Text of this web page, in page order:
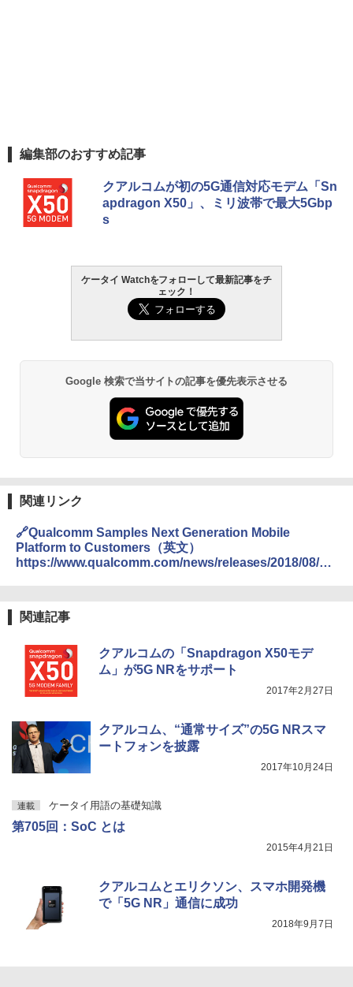
編集部のおすすめ記事
クアルコムが初の5G通信対応モデム「Sn
apdragon X50」、ミリ波帯で最大5Gbp
s
ケータイ Watchをフォローして最新記事をチ
ェック！
Google 検索で当サイトの記事を優先表示させる
関連リンク
🔗Qualcomm Samples Next Generation Mobile
Platform to Customers（英文）
https://www.qualcomm.com/news/releases/2018/08/22/
関連記事
クアルコムの「Snapdragon X50モデ
ム」が5G NRをサポート
2017年2月27日
クアルコム、“通常サイズ”の5G NRスマ
ートフォンを披露
2017年10月24日
連載 ケータイ用語の基礎知識
第705回：SoC とは
2015年4月21日
クアルコムとエリクソン、スマホ開発機
で「5G NR」通信に成功
2018年9月7日